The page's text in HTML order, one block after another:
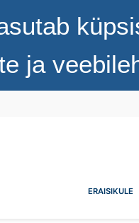
ja
ERAISIKULE